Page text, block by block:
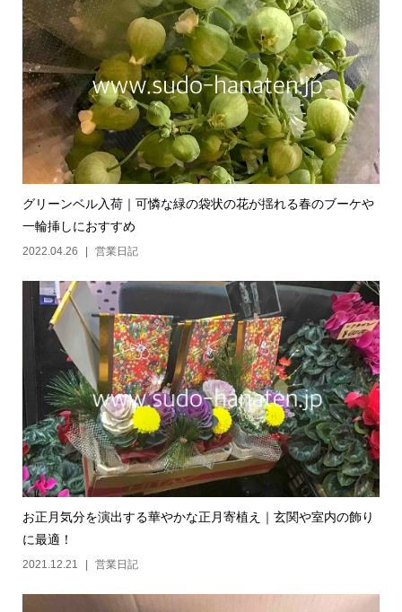
グリーンベル入荷｜可憐な緑の袋状の花が揺れる春のブーケや
一輪挿しにおすすめ
2022.04.26 営業日記
お正月気分を演出する華やかな正月寄植え｜玄関や室内の飾り
に最適！
2021.12.21 営業日記